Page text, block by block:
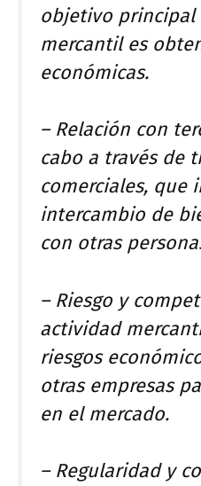
objetivo principal
mercantil es
económicas.
– Relación con
cabo a través de
comerciales, que
intercambio de
con otras
– Riesgo y
actividad
riesgos
otras empresas
en el mercado.
– Regularidad y